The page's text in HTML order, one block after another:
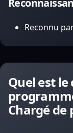
Reconnu
Quel est
Chargé de